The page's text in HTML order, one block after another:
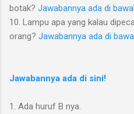
botak? Jawabannya ada di
10. Lampu apa yang kalau
orang? Jawabannya ada di
Jawabannya ada di sini!
1. Ada huruf B nya.